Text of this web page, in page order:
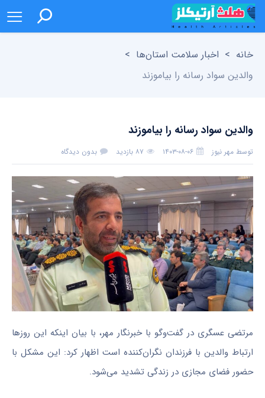
خانه > اخبار سلامت استان‌ها >
والدین سواد رسانه را بیاموزند
والدین سواد رسانه را بیاموزند
توسط مهر نیوز ۱۴۰۳-۰۸-۰۶ ۸۷ بازدید بدون دیدگاه
مرتضی عسگری در گفت‌وگو با خبرنگار مهر، با بیان اینکه این روزها
ارتباط والدین با فرزندان نگران‌کننده است اظهار کرد: این مشکل با
حضور فضای مجازی در زندگی تشدید می‌شود.